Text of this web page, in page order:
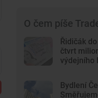
O čem píše
Řidičák
čtvrt
výdejního
Bydlení